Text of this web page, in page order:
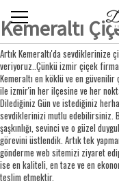
Kemeraltı
Artık Kemeraltı'da sevdiklerinize
veriyoruz..Çünkü izmir çiçek
Kemeraltı en köklü ve en güvenilir
ile izmir'in her ilçesine ve her
Dilediğiniz Gün ve istediğiniz
sevdiklerinizi mutlu edebilirsiniz.
şaşkınlığı, sevinci ve o güzel
görevini üstlendik. Artık tek
gönderme web sitemizi ziyaret
ise en kaliteli, en taze ve en
teslim etmektir.